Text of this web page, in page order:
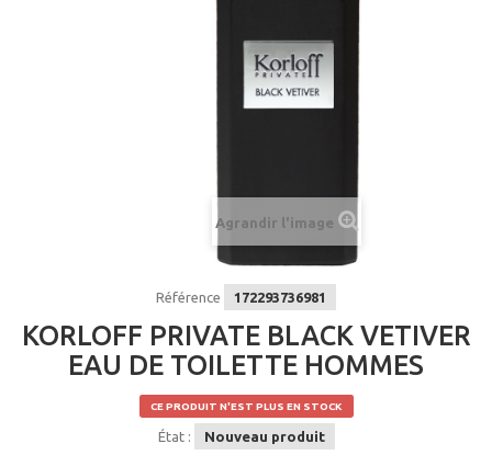
Agrandir l'image
Référence 172293736981
KORLOFF PRIVATE BLACK VETIVER
EAU DE TOILETTE HOMMES
CE PRODUIT N'EST PLUS EN STOCK
État : Nouveau produit